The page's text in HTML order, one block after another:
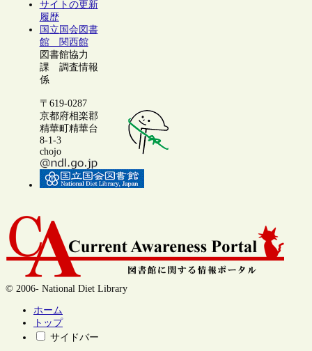
サイトの更新
履歴
国立国会図書
館 関西館
図書館協力
課 調査情報
係
〒619-0287
京都府相楽郡
精華町精華台
8-1-3
chojo
© 2006- National Diet Library
ホーム
トップ
サイドバー